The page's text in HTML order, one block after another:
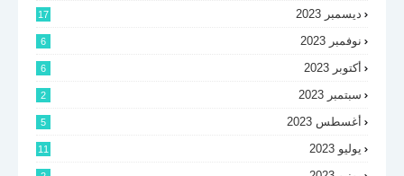
ديسمبر 2023 17
نوفمبر 2023 6
أكتوبر 2023 6
سبتمبر 2023 2
أغسطس 2023 5
يوليو 2023 11